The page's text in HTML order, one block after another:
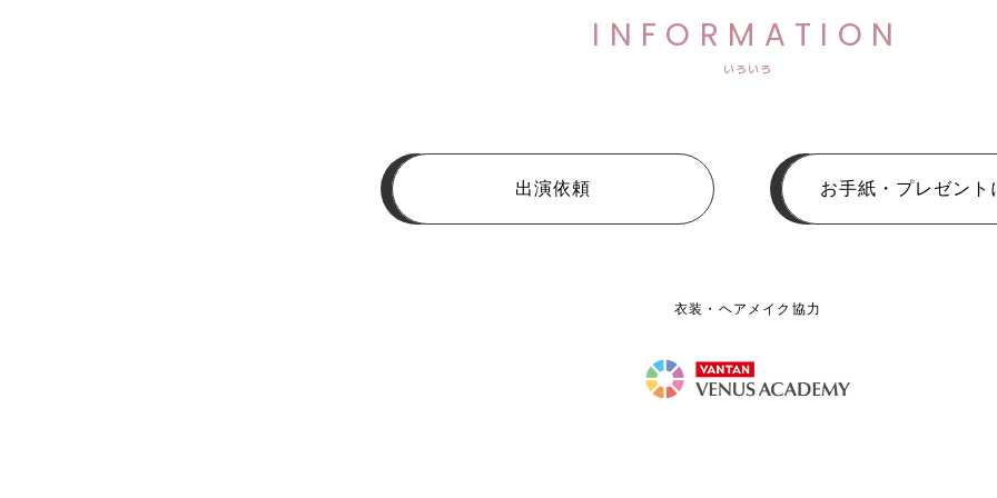
INFORMATION
いろいろ
出演依頼 お手紙・プレゼント
衣装・ヘアメイク協力